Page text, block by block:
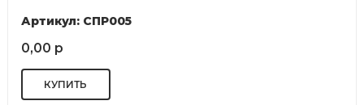
Артикул: СПР005
0,00 р